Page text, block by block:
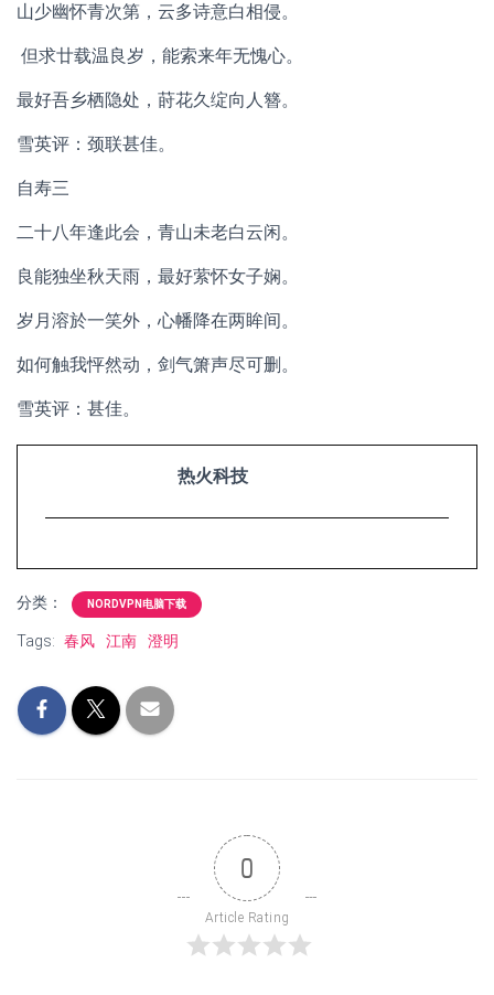
山少幽怀青次第，云多诗意白相侵。
但求廿载温良岁，能索来年无愧心。
最好吾乡栖隐处，莳花久绽向人簪。
雪英评：颈联甚佳。
自寿三
二十八年逢此会，青山未老白云闲。
良能独坐秋天雨，最好萦怀女子娴。
岁月溶於一笑外，心幡降在两眸间。
如何触我怦然动，剑气箫声尽可删。
雪英评：甚佳。
热火科技
分类： NORDVPN电脑下载
Tags: 春风 江南 澄明
0
Article Rating